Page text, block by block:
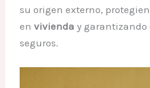
su origen externo,
envivienda y garantizando
seguros.